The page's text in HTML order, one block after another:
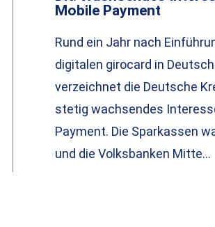
Mobile Payment
Rund ein Jahr nach
digitalen girocard in
verzeichnet die Deutsche
stetig wachsendes
Payment. Die Sparkassen
und die Volksbanken Mitte…